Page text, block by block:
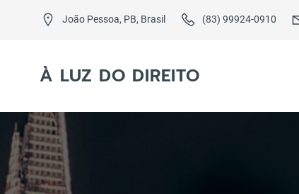
João Pessoa, PB, Brasil (83) 99924-0910
À LUZ DO DIREITO